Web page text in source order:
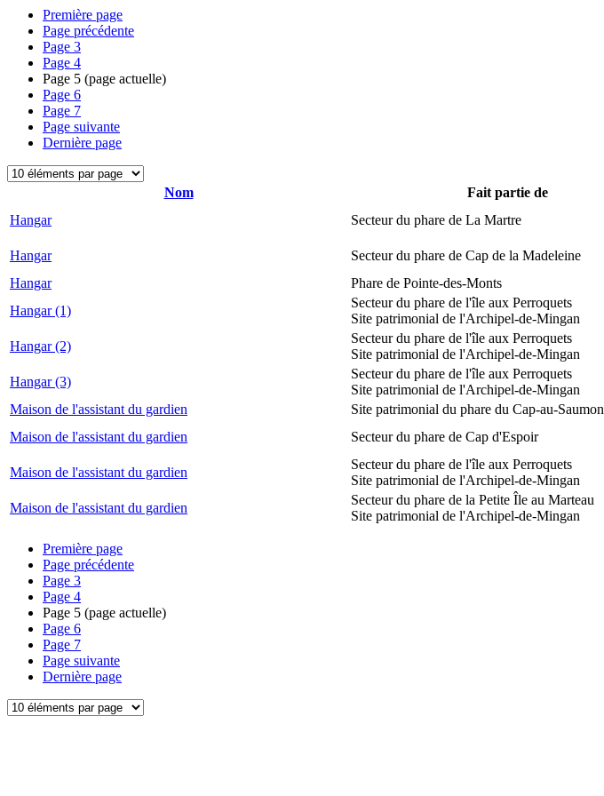
Première page
Page précédente
Page 3
Page 4
Page 5 (page actuelle)
Page 6
Page 7
Page suivante
Dernière page
Nom Fait partie de
Hangar
Secteur du phare de La Martre
Hangar Secteur du phare de Cap de la Madeleine
Hangar
Phare de Pointe-des-Monts
Hangar (1)
Secteur du phare de l'île aux Perroquets
Site patrimonial de l'Archipel-de-Mingan
Hangar (2)
Secteur du phare de l'île aux Perroquets
Site patrimonial de l'Archipel-de-Mingan
Hangar (3)
Secteur du phare de l'île aux Perroquets
Site patrimonial de l'Archipel-de-Mingan
Maison de l'assistant du gardien
Site patrimonial du phare du Cap-au-Saumon
Maison de l'assistant du gardien
Secteur du phare de Cap d'Espoir
Maison de l'assistant du gardien
Secteur du phare de l'île aux Perroquets
Site patrimonial de l'Archipel-de-Mingan
Maison de l'assistant du gardien
Secteur du phare de la Petite Île au Marteau
Site patrimonial de l'Archipel-de-Mingan
Première page
Page précédente
Page 3
Page 4
Page 5 (page actuelle)
Page 6
Page 7
Page suivante
Dernière page